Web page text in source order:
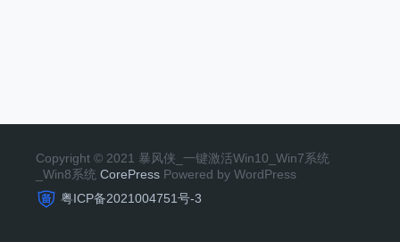
Copyright © 2021 暴风侠_一键激活Win10_Win7系统
_Win8系统 CorePress Powered by WordPress
粤ICP备2021004751号-3